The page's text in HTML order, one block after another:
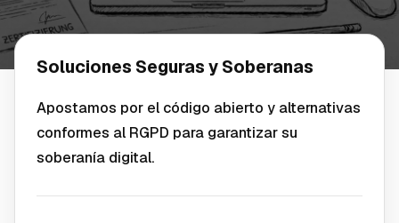
Soluciones Seguras y Soberanas
Apostamos por el código abierto y alternativas
conformes al RGPD para garantizar su
soberanía digital.